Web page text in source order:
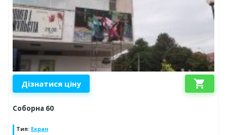
Дізнатися ціну shopping_cart
Соборна 60
Тип: Екран